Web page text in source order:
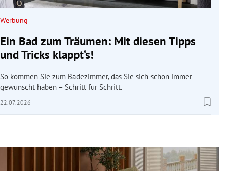
Werbung
Ein Bad zum Träumen: Mit diesen Tipps
und Tricks klappt‘s!
So kommen Sie zum Badezimmer, das Sie sich schon immer
gewünscht haben – Schritt für Schritt.
22.07.2026